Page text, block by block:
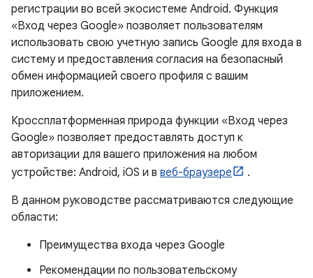
регистрации во всей экосистеме Android. Функция
«Вход через Google» позволяет пользователям
использовать свою учетную запись Google для входа в
систему и предоставления согласия на безопасный
обмен информацией своего профиля с вашим
приложением.
Кроссплатформенная природа функции «Вход через
Google» позволяет предоставлять доступ к
авторизации для вашего приложения на любом
устройстве: Android, iOS и в веб-браузере
.
В данном руководстве рассматриваются следующие
области:
Преимущества входа через Google
Рекомендации по пользовательскому